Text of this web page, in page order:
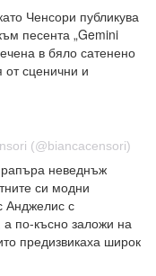
Ченсори публикува
песента „Gemini
в бяло сатенено
от сценични и
(@biancacensori)
неведнъж
си модни
Анджелис с
по-късно заложи на
предизвикаха широк